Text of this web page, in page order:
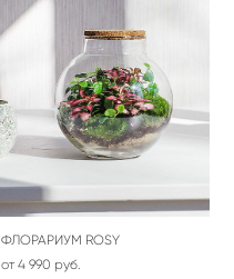
ФЛОРАРИУМ ROSY
от 4 990 pуб.